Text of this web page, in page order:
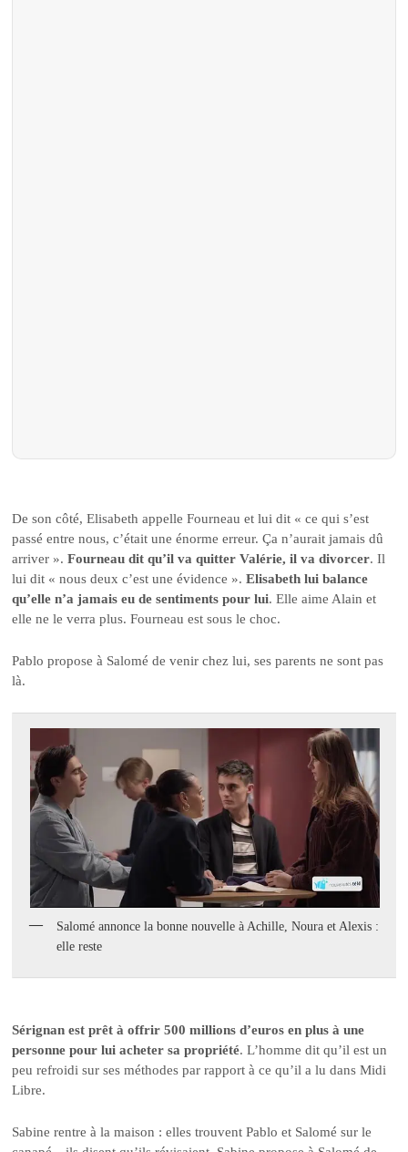
De son côté, Elisabeth appelle Fourneau et lui dit « ce qui s’est
passé entre nous, c’était une énorme erreur. Ça n’aurait jamais dû
arriver ».Fourneau dit qu’il va quitter Valérie, il va divorcer. Il
lui dit « nous deux c’est une évidence ».Elisabeth lui balance
qu’elle n’a jamais eu de sentiments pour lui. Elle aime Alain et
elle ne le verra plus. Fourneau est sous le choc.
Pablo propose à Salomé de venir chez lui, ses parents ne sont pas
là.
Salomé annonce la bonne nouvelle à Achille, Noura et Alexis :
elle reste
Sérignan est prêt à offrir 500 millions d’euros en plus à une
personne pour lui acheter sa propriété. L’homme dit qu’il est un
peu refroidi sur ses méthodes par rapport à ce qu’il a lu dans Midi
Libre.
Sabine rentre à la maison : elles trouvent Pablo et Salomé sur le